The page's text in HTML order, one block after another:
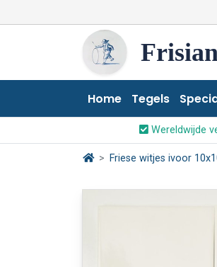
Home Tegels
Wereldwijde
Friese witjes ivoor